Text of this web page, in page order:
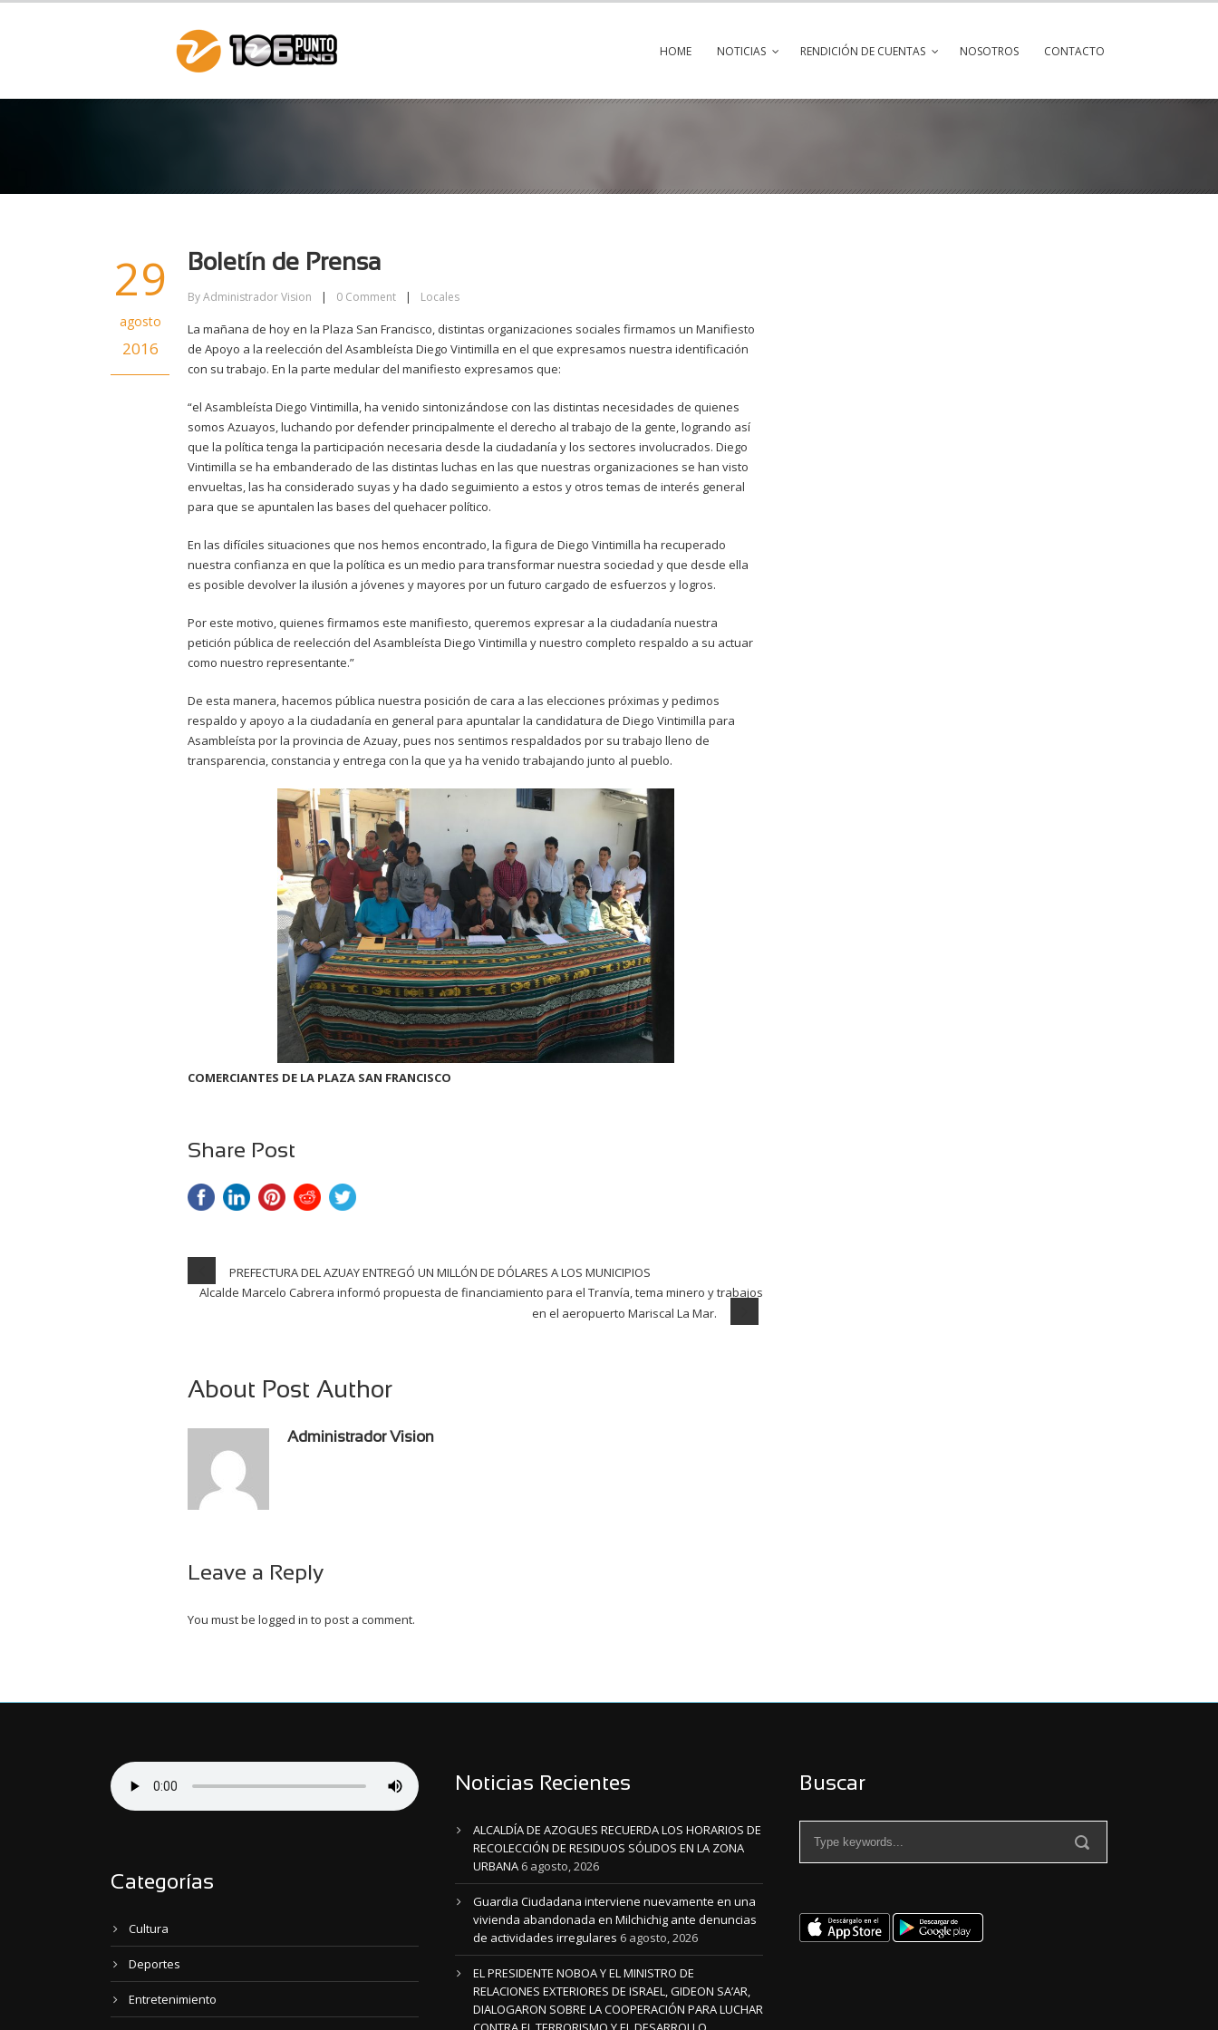
HOME NOTICIAS RENDICIÓN DE CUENTAS NOSOTROS CONTACTO
29
agosto
2016
Boletín de Prensa
ByAdministrador Vision | 0 Comment | Locales
La mañana de hoy en la Plaza San Francisco, distintas organizaciones sociales firmamos un Manifiesto
de Apoyo a la reelección del Asambleísta Diego Vintimilla en el que expresamos nuestra identificación
con su trabajo. En la parte medular del manifiesto expresamos que:
“el Asambleísta Diego Vintimilla, ha venido sintonizándose con las distintas necesidades de quienes
somos Azuayos, luchando por defender principalmente el derecho al trabajo de la gente, logrando así
que la política tenga la participación necesaria desde la ciudadanía y los sectores involucrados. Diego
Vintimilla se ha embanderado de las distintas luchas en las que nuestras organizaciones se han visto
envueltas, las ha considerado suyas y ha dado seguimiento a estos y otros temas de interés general
para que se apuntalen las bases del quehacer político.
En las difíciles situaciones que nos hemos encontrado, la figura de Diego Vintimilla ha recuperado
nuestra confianza en que la política es un medio para transformar nuestra sociedad y que desde ella
es posible devolver la ilusión a jóvenes y mayores por un futuro cargado de esfuerzos y logros.
Por este motivo, quienes firmamos este manifiesto, queremos expresar a la ciudadanía nuestra
petición pública de reelección del Asambleísta Diego Vintimilla y nuestro completo respaldo a su actuar
como nuestro representante.”
De esta manera, hacemos pública nuestra posición de cara a las elecciones próximas y pedimos
respaldo y apoyo a la ciudadanía en general para apuntalar la candidatura de Diego Vintimilla para
Asambleísta por la provincia de Azuay, pues nos sentimos respaldados por su trabajo lleno de
transparencia, constancia y entrega con la que ya ha venido trabajando junto al pueblo.
COMERCIANTES DE LA PLAZA SAN FRANCISCO
Share Post
PREFECTURA DEL AZUAY ENTREGÓ UN MILLÓN DE DÓLARES A LOS MUNICIPIOS
Alcalde Marcelo Cabrera informó propuesta de financiamiento para el Tranvía, tema minero y trabajos
en el aeropuerto Mariscal La Mar.
About Post Author
Administrador Vision
Leave a Reply
You must be logged in to post a comment.
Categorías
Cultura
Deportes
Entretenimiento
Noticias Recientes
ALCALDÍA DE AZOGUES RECUERDA LOS HORARIOS DE
RECOLECCIÓN DE RESIDUOS SÓLIDOS EN LA ZONA
URBANA 6 agosto, 2026
Guardia Ciudadana interviene nuevamente en una
vivienda abandonada en Milchichig ante denuncias
de actividades irregulares 6 agosto, 2026
EL PRESIDENTE NOBOA Y EL MINISTRO DE
RELACIONES EXTERIORES DE ISRAEL, GIDEON SA’AR,
DIALOGARON SOBRE LA COOPERACIÓN PARA LUCHAR
Buscar